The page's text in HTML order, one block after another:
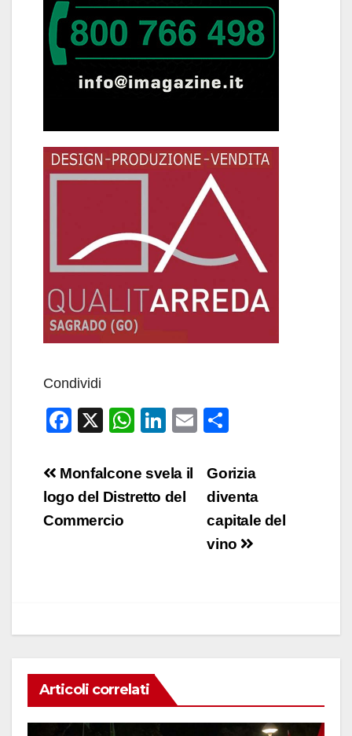
Condividi
F
c
e
b
X
W
at
s
Li
k
e
E
ail n
di
vi
di
Navigazione
articoli
Gorizia
diventa
capitale del
vino
Monfalcone svela il
logo del Distretto del
Commercio
Articoli correlati